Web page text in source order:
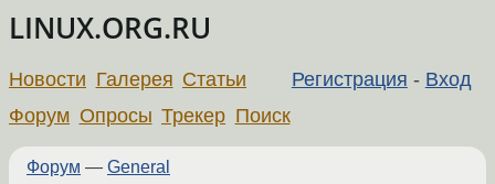
LINUX.ORG.RU
Регистрация - Вход
Новости Галерея Статьи
Форум Опросы Трекер Поиск
Форум — General